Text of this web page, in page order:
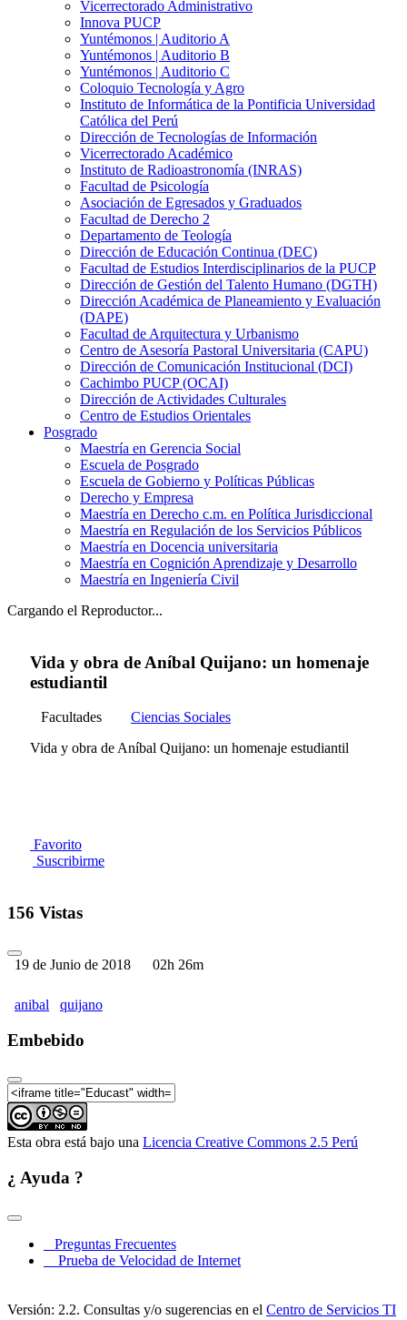
Vicerrectorado Administrativo
Innova PUCP
Yuntémonos | Auditorio A
Yuntémonos | Auditorio B
Yuntémonos | Auditorio C
Coloquio Tecnología y Agro
Instituto de Informática de la Pontificia Universidad
Católica del Perú
Dirección de Tecnologías de Información
Vicerrectorado Académico
Instituto de Radioastronomía (INRAS)
Facultad de Psicología
Asociación de Egresados y Graduados
Facultad de Derecho 2
Departamento de Teología
Dirección de Educación Continua (DEC)
Facultad de Estudios Interdisciplinarios de la PUCP
Dirección de Gestión del Talento Humano (DGTH)
Dirección Académica de Planeamiento y Evaluación
(DAPE)
Facultad de Arquitectura y Urbanismo
Centro de Asesoría Pastoral Universitaria (CAPU)
Dirección de Comunicación Institucional (DCI)
Cachimbo PUCP (OCAI)
Dirección de Actividades Culturales
Centro de Estudios Orientales
Posgrado
Maestría en Gerencia Social
Escuela de Posgrado
Escuela de Gobierno y Políticas Públicas
Derecho y Empresa
Maestría en Derecho c.m. en Política Jurisdiccional
Maestría en Regulación de los Servicios Públicos
Maestría en Docencia universitaria
Maestría en Cognición Aprendizaje y Desarrollo
Maestría en Ingeniería Civil
Cargando el Reproductor...
Vida y obra de Aníbal Quijano: un homenaje
estudiantil
Facultades
Ciencias Sociales
Vida y obra de Aníbal Quijano: un homenaje estudiantil
Favorito
Suscribirme
156 Vistas
19 de Junio de 2018 02h 26m
anibal quijano
Embebido
Esta obra está bajo una Licencia Creative Commons 2.5 Perú
¿ Ayuda ?
Preguntas Frecuentes
Prueba de Velocidad de Internet
Versión: 2.2. Consultas y/o sugerencias en el Centro de Servicios TI